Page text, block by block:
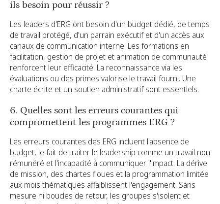
ils besoin pour réussir ?
Les leaders d'ERG ont besoin d'un budget dédié, de temps
de travail protégé, d'un parrain exécutif et d'un accès aux
canaux de communication interne. Les formations en
facilitation, gestion de projet et animation de communauté
renforcent leur efficacité. La reconnaissance via les
évaluations ou des primes valorise le travail fourni. Une
charte écrite et un soutien administratif sont essentiels.
6. Quelles sont les erreurs courantes qui
compromettent les programmes ERG ?
Les erreurs courantes des ERG incluent l'absence de
budget, le fait de traiter le leadership comme un travail non
rémunéré et l'incapacité à communiquer l'impact. La dérive
de mission, des chartes floues et la programmation limitée
aux mois thématiques affaiblissent l'engagement. Sans
mesure ni boucles de retour, les groupes s'isolent et